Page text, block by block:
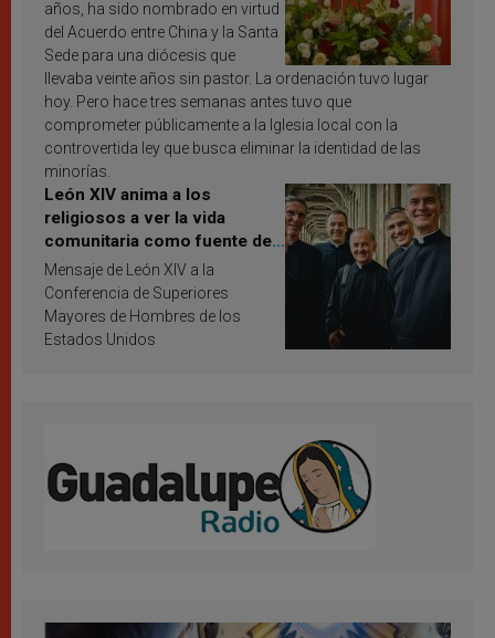
años, ha sido nombrado en virtud
del Acuerdo entre China y la Santa
Sede para una diócesis que
llevaba veinte años sin pastor. La ordenación tuvo lugar
hoy. Pero hace tres semanas antes tuvo que
comprometer públicamente a la Iglesia local con la
controvertida ley que busca eliminar la identidad de las
minorías.
León XIV anima a los
religiosos a ver la vida
comunitaria como fuente de
inspiración y santificación
Mensaje de León XIV a la
Conferencia de Superiores
Mayores de Hombres de los
Estados Unidos